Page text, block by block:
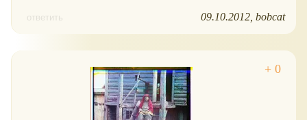
ответить 09.10.2012 bobcat